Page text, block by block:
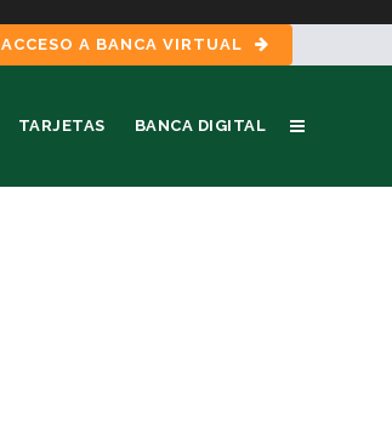
ACCESO A BANCA VIRTUAL
TARJETAS BANCA DIGITAL